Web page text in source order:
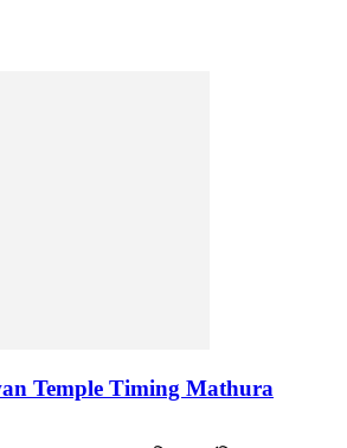
Temple Timing Mathura